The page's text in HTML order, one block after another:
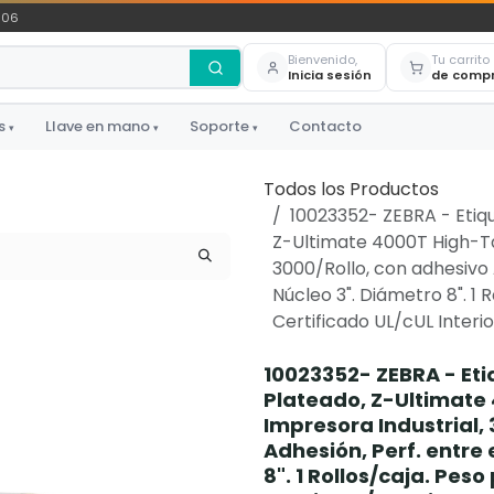
Bienvenido,
Inicia sesión
Tu carrito
de
▾ Llave en mano ▾ Soporte ▾ Contacto
Todos los Productos
10023352- ZEBRA -
Z-Ultimate 4000T High-
3000/Rollo, con adhesivo
Núcleo 3". Diámetro 8". 1
Certificado UL/cUL
10023352- ZEBRA -
Plateado, Z-Ultimate
Impresora Industrial,
Adhesión, Perf. entre
8". 1 Rollos/caja.